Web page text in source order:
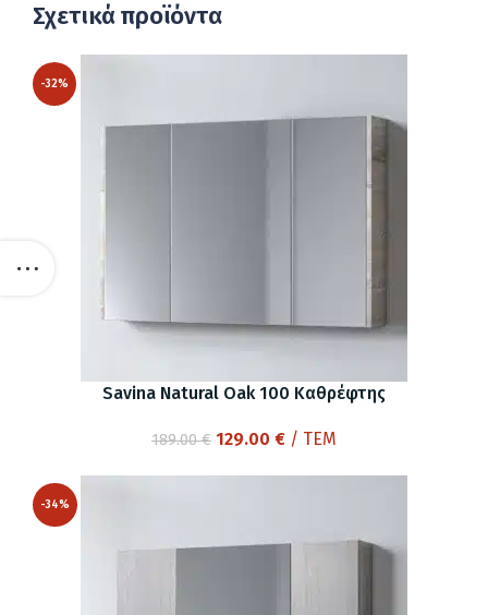
Σχετικά προϊόντα
-32%
Savina Natural Oak 100 Καθρέφτης
189.00€ Original
129.00 €Η/ ΤΕΜ
-34%